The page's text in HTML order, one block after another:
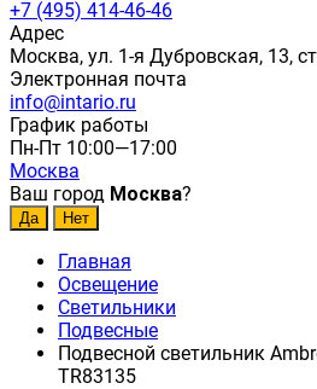
+7 (495) 414-46-46
Адрес
Москва, ул. 1-я Дубровская, 13,
Электронная почта
info@intario.ru
График работы
Пн-Пт 10:00—17:00
Москва
Ваш город Москва?
Главная
Освещение
Светильники
Подвесные
Подвесной светильник
TR83135